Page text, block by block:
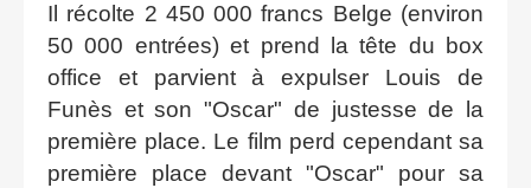
Il récolte 2 450 000 francs Belge (environ
50 000 entrées) et prend la tête du box
office et parvient à expulser Louis de
Funès et son "Oscar" de justesse de la
première place. Le film perd cependant sa
première place devant "Oscar" pour sa